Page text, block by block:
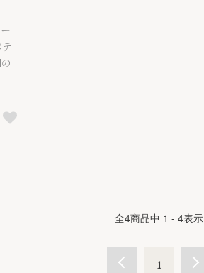
全4商品中 1 - 4表示
1